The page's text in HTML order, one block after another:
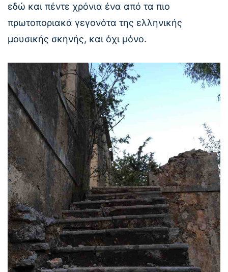
εδώ και πέντε χρόνια ένα από τα πιο
πρωτοποριακά γεγονότα της ελληνικής
μουσικής σκηνής, και όχι μόνο.